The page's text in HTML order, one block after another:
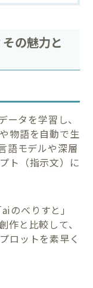
の魅力と
タを学習し、
物語を自動で生
語モデルや深層
ト（指示文）に
のべりすと」
と比較して、
ロットを素早く